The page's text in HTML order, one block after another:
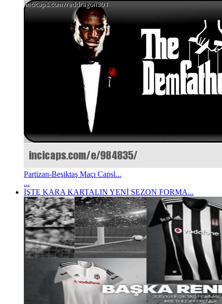
Partizan-Beşiktaş Maçı Capsl...
...
İŞTE KARA KARTALIN YENİ SEZON FORMA...